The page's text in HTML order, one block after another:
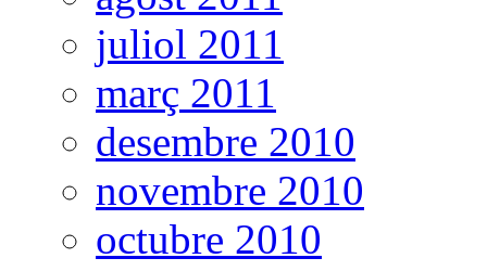
juliol 2011
març 2011
desembre 2010
novembre 2010
octubre 2010